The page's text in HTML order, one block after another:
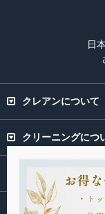
日
クレアンについて
クリーニングにつ
専門ページ
関連サービス